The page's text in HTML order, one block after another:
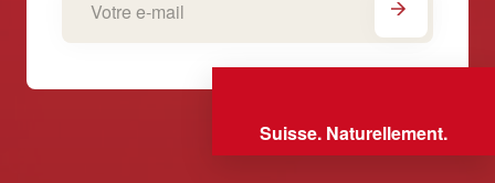
Suisse. Naturellement.